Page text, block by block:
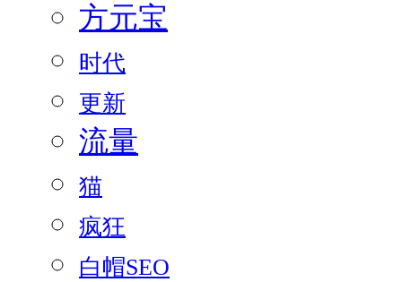
方元宝
时代
更新
流量
猫
疯狂
白帽SEO